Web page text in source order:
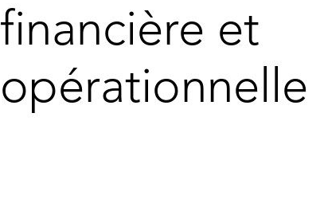
financière et
opérationnelle